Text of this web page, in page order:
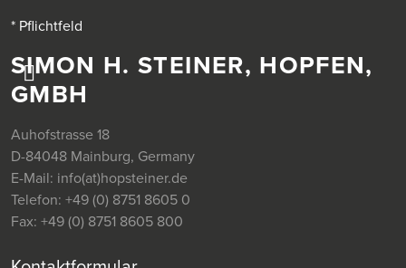
SIMON H. STEINER, HOPFEN,
GMBH
Auhofstrasse 18
D-84048 Mainburg, Germany
E-Mail: info(at)hopsteiner.de
Telefon: +49 (0) 8751 8605 0
Fax: +49 (0) 8751 8605 800
* Pflichtfeld